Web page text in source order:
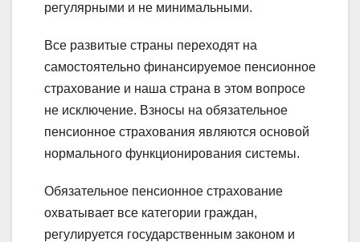
регулярными и не минимальными.
Все развитые страны переходят на
самостоятельно финансируемое пенсионное
страхование и наша страна в этом вопросе
не исключение. Взносы на обязательное
пенсионное страхования являются основой
нормального функционирования системы.
Обязательное пенсионное страхование
охватывает все категории граждан,
регулируется государственным законом и